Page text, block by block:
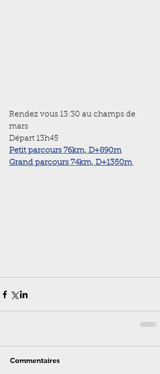
Rendez vous 13:30 au champs de
mars
Départ 13h45
Petit parcours 76km, D+890m
Grand parcours 74km, D+1350m
Commentaires